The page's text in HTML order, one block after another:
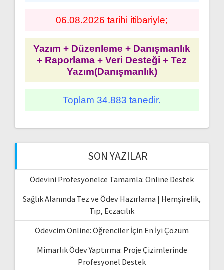
06.08.2026 tarihi itibariyle;
Yazım + Düzenleme + Danışmanlık
+ Raporlama + Veri Desteği + Tez
Yazım(Danışmanlık)
Toplam 34.883 tanedir.
SON YAZILAR
Ödevini Profesyonelce Tamamla: Online Destek
Sağlık Alanında Tez ve Ödev Hazırlama | Hemşirelik,
Tıp, Eczacılık
Ödevcim Online: Öğrenciler İçin En İyi Çözüm
Mimarlık Ödev Yaptırma: Proje Çizimlerinde
Profesyonel Destek